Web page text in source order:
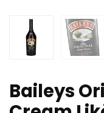
Baileys